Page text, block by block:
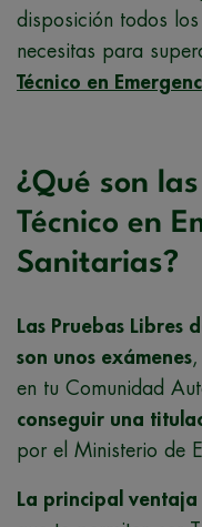
disposición todos
necesitas para
Técnico en
¿Qué son
Técnico en
Sanitarias?
Las Pruebas Libres
son unos exámenes
en tu Comunidad
conseguir una
por el Ministerio de
La principal ventaja